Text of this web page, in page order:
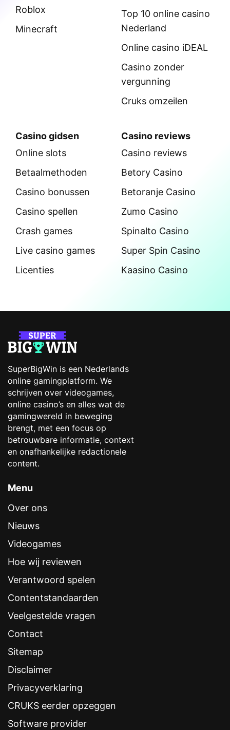
Roblox
Minecraft
Top 10 online casino
Nederland
Online casino iDEAL
Casino zonder
vergunning
Cruks omzeilen
Casino gidsen
Online slots
Betaalmethoden
Casino bonussen
Casino spellen
Crash games
Live casino games
Licenties
Casino reviews
Casino reviews
Betory Casino
Betoranje Casino
Zumo Casino
Spinalto Casino
Super Spin Casino
Kaasino Casino
SuperBigWin is een Nederlands
online gamingplatform. We
schrijven over videogames,
online casino’s en alles wat de
gamingwereld in beweging
brengt, met een focus op
betrouwbare informatie, context
en onafhankelijke redactionele
content.
Menu
Over ons
Nieuws
Videogames
Hoe wij reviewen
Verantwoord spelen
Contentstandaarden
Veelgestelde vragen
Contact
Sitemap
Disclaimer
Privacyverklaring
CRUKS eerder opzeggen
Software provider